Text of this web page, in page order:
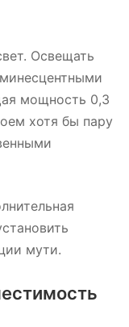
Освещать
мощность 0,3
хотя бы пару
мути.